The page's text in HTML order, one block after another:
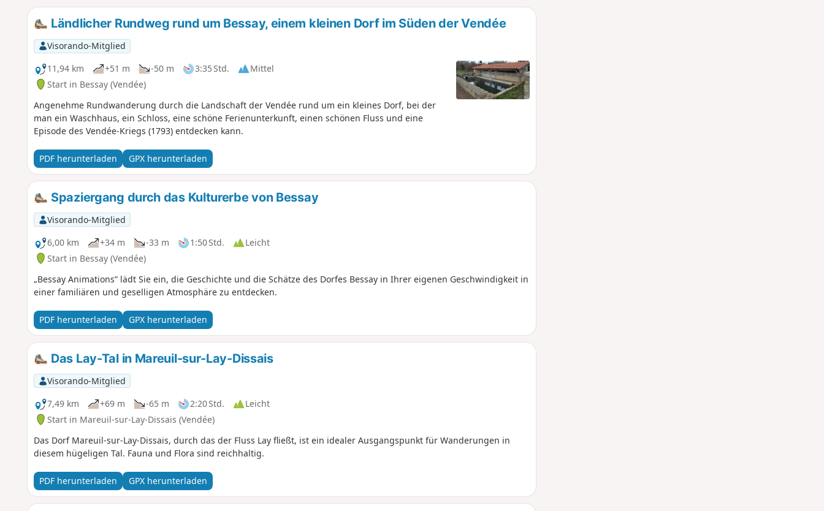
Ländlicher Rundweg rund um Bessay, einem kleinen Dorf im Süden der Vendée
Visorando-Mitglied
11,94 km
+51 m -50 m 3:35 Std.
Mittel
Start in Bessay (Vendée)
Angenehme Rundwanderung durch die Landschaft der Vendée rund um ein kleines Dorf, bei der
man ein Waschhaus, ein Schloss, eine schöne Ferienunterkunft, einen schönen Fluss und eine
Episode des Vendée-Kriegs (1793) entdecken kann.
PDF herunterladen GPX herunterladen
Spaziergang durch das Kulturerbe von Bessay
Visorando-Mitglied
6,00 km
+34 m -33 m 1:50 Std.
Leicht
Start in Bessay (Vendée)
„Bessay Animations” lädt Sie ein, die Geschichte und die Schätze des Dorfes Bessay in Ihrer eigenen Geschwindigkeit in
einer familiären und geselligen Atmosphäre zu entdecken.
PDF herunterladen GPX herunterladen
Das Lay-Tal in Mareuil-sur-Lay-Dissais
Visorando-Mitglied
7,49 km
+69 m -65 m 2:20 Std.
Leicht
Start in Mareuil-sur-Lay-Dissais (Vendée)
Das Dorf Mareuil-sur-Lay-Dissais, durch das der Fluss Lay fließt, ist ein idealer Ausgangspunkt für Wanderungen in
diesem hügeligen Tal. Fauna und Flora sind reichhaltig.
PDF herunterladen GPX herunterladen